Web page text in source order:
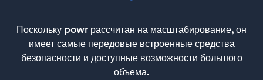
Поскольку powr рассчитан на масштабирование, он
имеет самые передовые встроенные средства
безопасности и доступные возможности большого
объема.